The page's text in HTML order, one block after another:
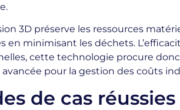
3D préserve les ressources
en minimisant les déchets.
cette technologie procure
avancée pour la gestion des coûts
de cas